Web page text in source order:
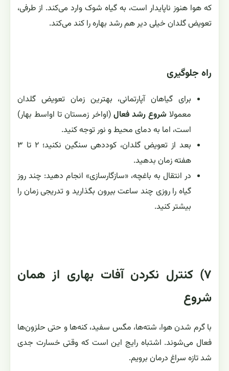
که هوا هنوز ناپایدار است، به گیاه شوک وارد می‌کند. از طرفی،
تعویض گلدان خیلی دیر هم رشد بهاره را کند می‌کند.
راه جلوگیری
برای گیاهان آپارتمانی، بهترین زمان تعویض گلدان
معمولا شروع رشد فعال (اواخر زمستان تا اواسط بهار)
است، اما به دمای محیط و نور توجه کنید.
بعد از تعویض گلدان، کوددهی سنگین نکنید؛ ۲ تا ۳
هفته زمان بدهید.
در انتقال به باغچه، «سازگارسازی» انجام دهید: چند روز
گیاه را روزی چند ساعت بیرون بگذارید و تدریجی زمان را
بیشتر کنید.
۷) کنترل نکردن آفات بهاری از همان
شروع
با گرم شدن هوا، شته‌ها، مگس سفید، کنه‌ها و حتی حلزون‌ها
فعال می‌شوند. اشتباه رایج این است که وقتی خسارت جدی
شد تازه سراغ درمان برویم.